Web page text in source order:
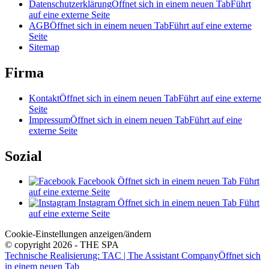
DatenschutzerklärungÖffnet sich in einem neuen TabFührt
auf eine externe Seite
AGBÖffnet sich in einem neuen TabFührt auf eine externe
Seite
Sitemap
Firma
KontaktÖffnet sich in einem neuen TabFührt auf eine externe
Seite
ImpressumÖffnet sich in einem neuen TabFührt auf eine
externe Seite
Sozial
Facebook Öffnet sich in einem neuen Tab Führt
auf eine externe Seite
Instagram Öffnet sich in einem neuen Tab Führt
auf eine externe Seite
Cookie-Einstellungen anzeigen/ändern
© copyright 2026 - THE SPA
Technische Realisierung: TAC | The Assistant CompanyÖffnet sich
in einem neuen Tab